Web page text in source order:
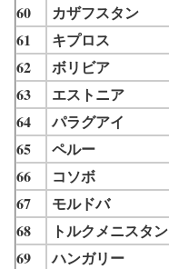
60
カザフスタン
61
キプロス
62
ボリビア
63
エストニア
64
パラグアイ
65
ペルー
66
コソボ
67
モルドバ
68
トルクメニスタン
69
ハンガリー